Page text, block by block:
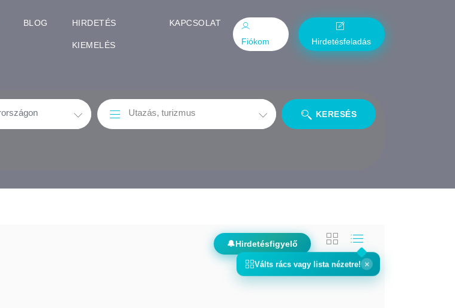
BLOG HIRDETÉS
KIEMELÉS
KAPCSOLAT
Fiókom
Hirdetésfeladás
KERESÉS
🔔Hirdetésfigyelő
Válts rács vagy lista nézetre! ×